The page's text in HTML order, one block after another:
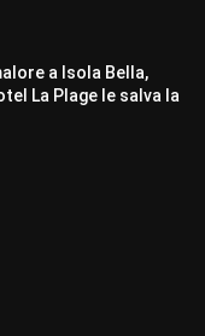
a Isola Bella,
La Plage le salva la